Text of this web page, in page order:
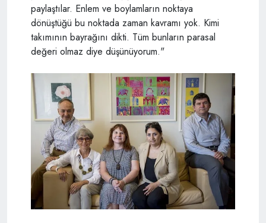
paylaştılar. Enlem ve boylamların noktaya
dönüştüğü bu noktada zaman kavramı yok. Kimi
takımının bayrağını dikti. Tüm bunların parasal
değeri olmaz diye düşünüyorum."